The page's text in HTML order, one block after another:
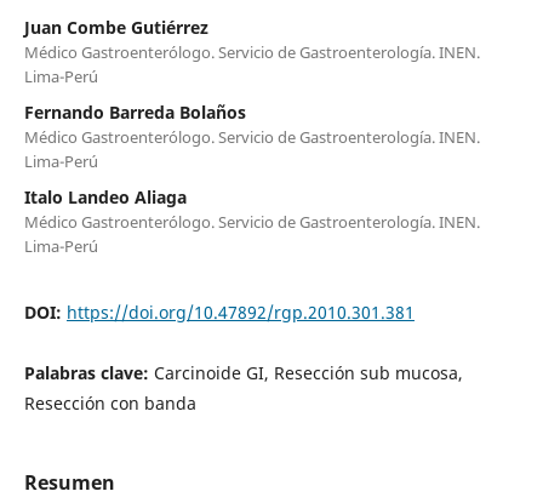
Juan Combe Gutiérrez
Médico Gastroenterólogo. Servicio de Gastroenterología. INEN.
Lima-Perú
Fernando Barreda Bolaños
Médico Gastroenterólogo. Servicio de Gastroenterología. INEN.
Lima-Perú
Italo Landeo Aliaga
Médico Gastroenterólogo. Servicio de Gastroenterología. INEN.
Lima-Perú
DOI: https://doi.org/10.47892/rgp.2010.301.381
Palabras clave: Carcinoide GI, Resección sub mucosa,
Resección con banda
Resumen